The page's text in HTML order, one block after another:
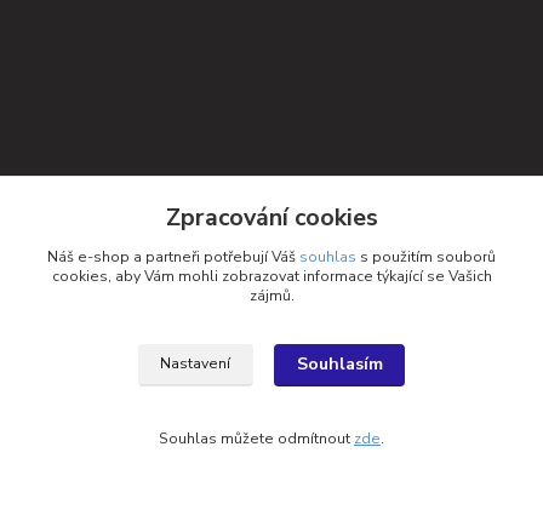
Zpracování cookies
Náš e-shop a partneři potřebují Váš souhlas s použitím souborů
cookies, aby Vám mohli zobrazovat informace týkající se Vašich
zájmů.
Nastavení Souhlasím
Souhlas můžete odmítnout zde.